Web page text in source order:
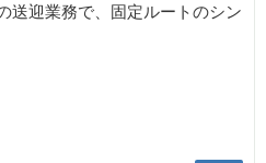
送迎業務で、固定ルートのシン